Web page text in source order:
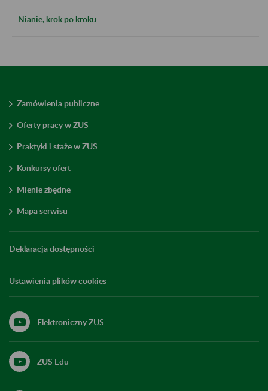
Nianie, krok po kroku
Zamówienia publiczne
Oferty pracy w ZUS
Praktyki i staże w ZUS
Konkursy ofert
Mienie zbędne
Mapa serwisu
Deklaracja dostępności
Ustawienia plików cookies
Elektroniczny ZUS
ZUS Edu